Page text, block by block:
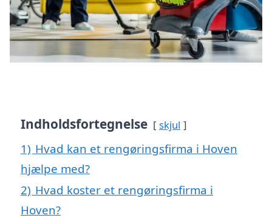
Indholdsfortegnelse skjul
1) Hvad kan et rengøringsfirma i Hoven
hjælpe med?
2) Hvad koster et rengøringsfirma i
Hoven?